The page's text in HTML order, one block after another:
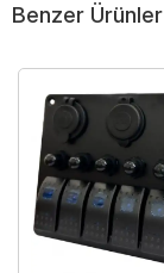
Benzer Ürünler